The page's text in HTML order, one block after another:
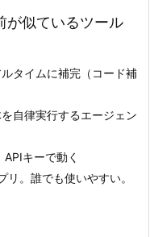
が似ているツール
タイムに補完（コード補
自律実行するエージェン
APIキーで動く
リ。誰でも使いやすい。